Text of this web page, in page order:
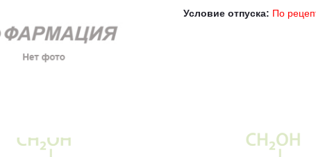
Условие отпуска: По